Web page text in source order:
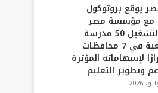
يوقع بروتوكول
مع مؤسسة مصر
الخير لتشغيل 50 مدرسة
مجتمعية في 7 محافظات
لإسهاماته المؤثرة
وتطوير التعليم